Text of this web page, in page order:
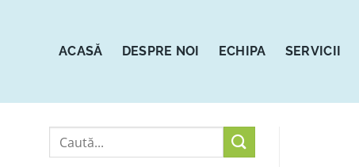
ACASĂ DESPRE NOI ECHIPA SERVICII